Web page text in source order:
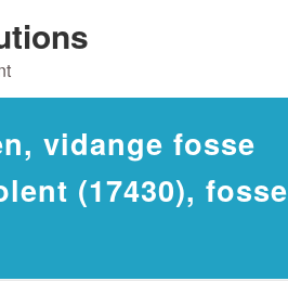
vidange fosse
(17430), fosse